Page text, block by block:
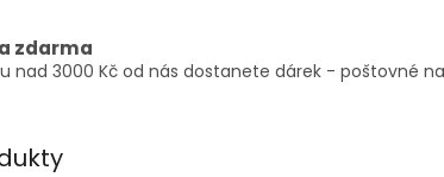
zdarma
nad 3000 Kč od nás dostanete dárek - poštovné